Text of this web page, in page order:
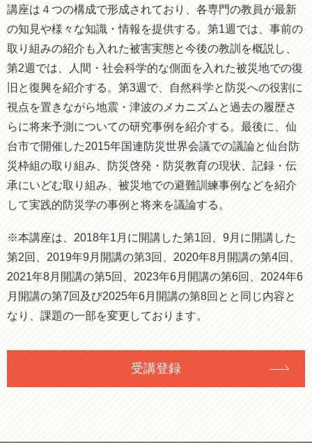
講座は４つの構成で形成されており、各専門の教員が最新
の知見や様々な知識・情報を提供する。第1週では、事前の
取り組みの紹介も入れた被害実態と今後の教訓を概説し、
第2週では、人間・社会科学的な側面を入れた被災地での復
旧と復興を紹介する。第3週で、自然科学と防災への役割に
視点を置きながら地震・津波のメカニズムと過去の履歴さ
らに将来予測についての研究事例を紹介する。最後に、仙
台市で開催した2015年国連防災世界会議での議論と仙台防
災枠組の取り組み、防災啓発・防災教育の現状、記録・伝
承にいどむ取り組み、被災地での避難訓練事例などを紹介
して実践的防災学の事例と将来を議論する。
※本講座は、2018年1月に開講した第1回、9月に開講した
第2回、2019年9月開講の第3回、2020年8月開講の第4回、
2021年8月開講の第5回、2023年6月開講の第6回、2024年6
月開講の第7回及び2025年6月開講の第8回とと同じ内容と
なり、課題の一部を変更しております。
受講登録